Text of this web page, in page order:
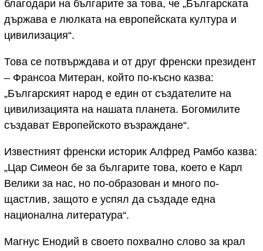
благодари на българите за това, че „Българската
държава е люлката на европейската култура и
цивилизация“.
Това се потвърждава и от друг френски президент
– Франсоа Митеран, който по-късно казва:
„Българският народ е един от създателите на
цивилизацията на нашата планета. Богомилите
създават Европейското възраждане“.
Известният френски историк Алфред Рамбо казва:
„Цар Симеон бе за българите това, което е Карл
Велики за нас, но по-образован и много по-
щастлив, защото е успял да създаде една
национална литература“.
Магнус Енодий в своето похвално слово за крал